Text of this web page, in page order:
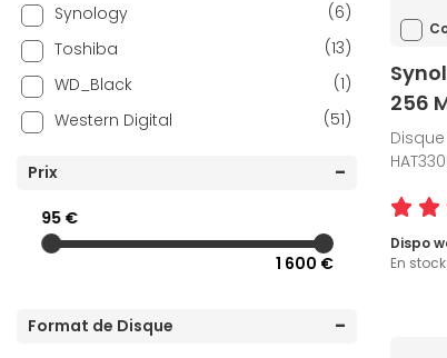
Synology
(6)
Toshiba
(13)
WD_Black
(1)
Western Digital
(51)
Prix
95 €
1 600 €
Format de Disque
256
Disque
Dispo
En